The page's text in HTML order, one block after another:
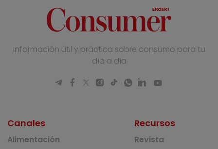
Información útil y práctica sobre consumo para tu
día a día
Canales
Alimentación
Recursos
Revista